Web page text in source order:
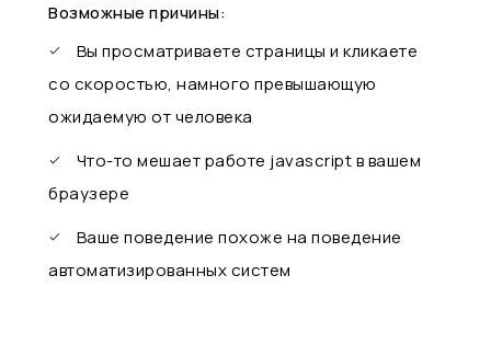
Возможные причины:
Вы просматриваете страницы и кликаете
со скоростью, намного превышающую
ожидаемую от человека
Что-то мешает работе javascript в вашем
браузере
Ваше поведение похоже на поведение
автоматизированных систем